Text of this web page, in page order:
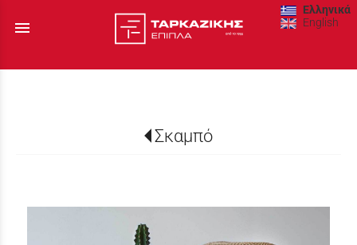
menu
Ελληνικά
English
Σκαμπό